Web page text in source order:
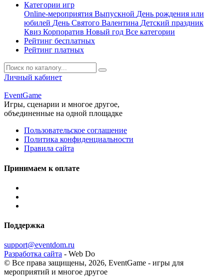
Категории игр
Online-мероприятия Выпускной День рождения или
юбилей День Святого Валентина Детский праздник
Квиз Корпоратив Новый год Все категории
Рейтинг бесплатных
Рейтинг платных
Личный кабинет
EventGame
Игры, сценарии и многое другое,
объединенные на одной площадке
Пользовательское соглашение
Политика конфиденциальности
Правила сайта
Принимаем к оплате
Поддержка
support@eventdom.ru
Разработка сайта - Web Do
© Все права защищены, 2026, EventGame - игры для
мероприятий и многое другое